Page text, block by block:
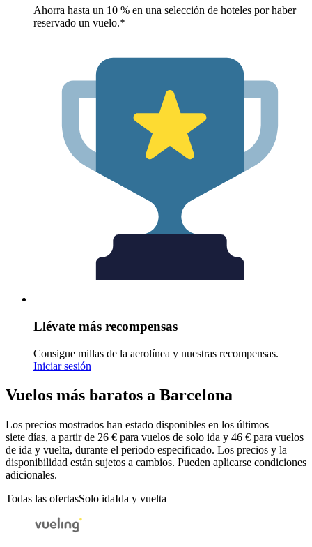
Ahorra hasta un 10 % en una selección de hoteles por haber
reservado un vuelo.*
Llévate más recompensas
Consigue millas de la aerolínea y nuestras recompensas.
Iniciar sesión
Vuelos más baratos a Barcelona
Los precios mostrados han estado disponibles en los últimos
siete días, a partir de 26 € para vuelos de solo ida y 46 € para vuelos
de ida y vuelta, durante el periodo especificado. Los precios y la
disponibilidad están sujetos a cambios. Pueden aplicarse condiciones
adicionales.
Todas las ofertasSolo idaIda y vuelta